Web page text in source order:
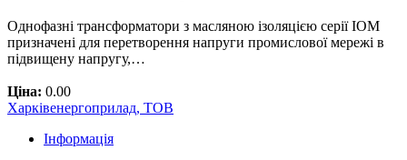
Однофазні трансформатори з масляною ізоляцією серії IOM
призначені для перетворення напруги промислової мережі в
підвищену напругу,…
Ціна: 0.00
Харківенергоприлад, ТОВ
Інформація